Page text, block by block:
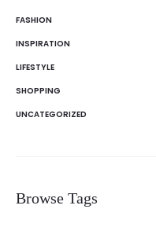
FASHION
INSPIRATION
LIFESTYLE
SHOPPING
UNCATEGORIZED
Browse Tags